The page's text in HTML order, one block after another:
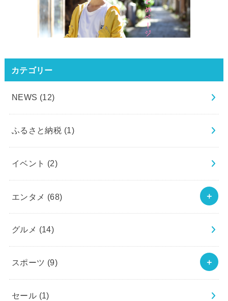
カテゴリー
NEWS (12)
ふるさと納税 (1)
イベント (2)
エンタメ (68)
グルメ (14)
スポーツ (9)
セール (1)